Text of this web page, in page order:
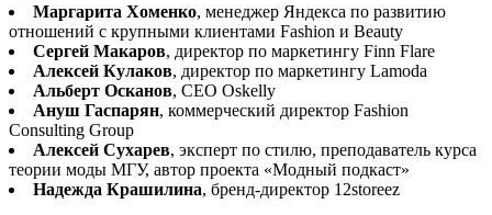
Маргарита Хоменко, менеджер Яндекса по развитию
отношений с крупными клиентами Fashion и Beauty
Сергей Макаров, директор по маркетингу Finn Flare
Алексей Кулаков, директор по маркетингу Lamoda
Альберт Осканов, CEO Oskelly
Ануш Гаспарян, коммерческий директор Fashion
Consulting Group
Алексей Сухарев, эксперт по стилю, преподаватель курса
теории моды МГУ, автор проекта «Модный подкаст»
Надежда Крашилина, бренд-директор 12storeez